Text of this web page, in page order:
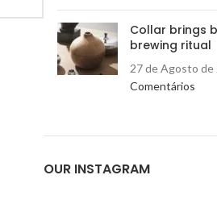
Collar brings
brewing ritual
27 de Agosto de
Comentários
OUR INSTAGRAM